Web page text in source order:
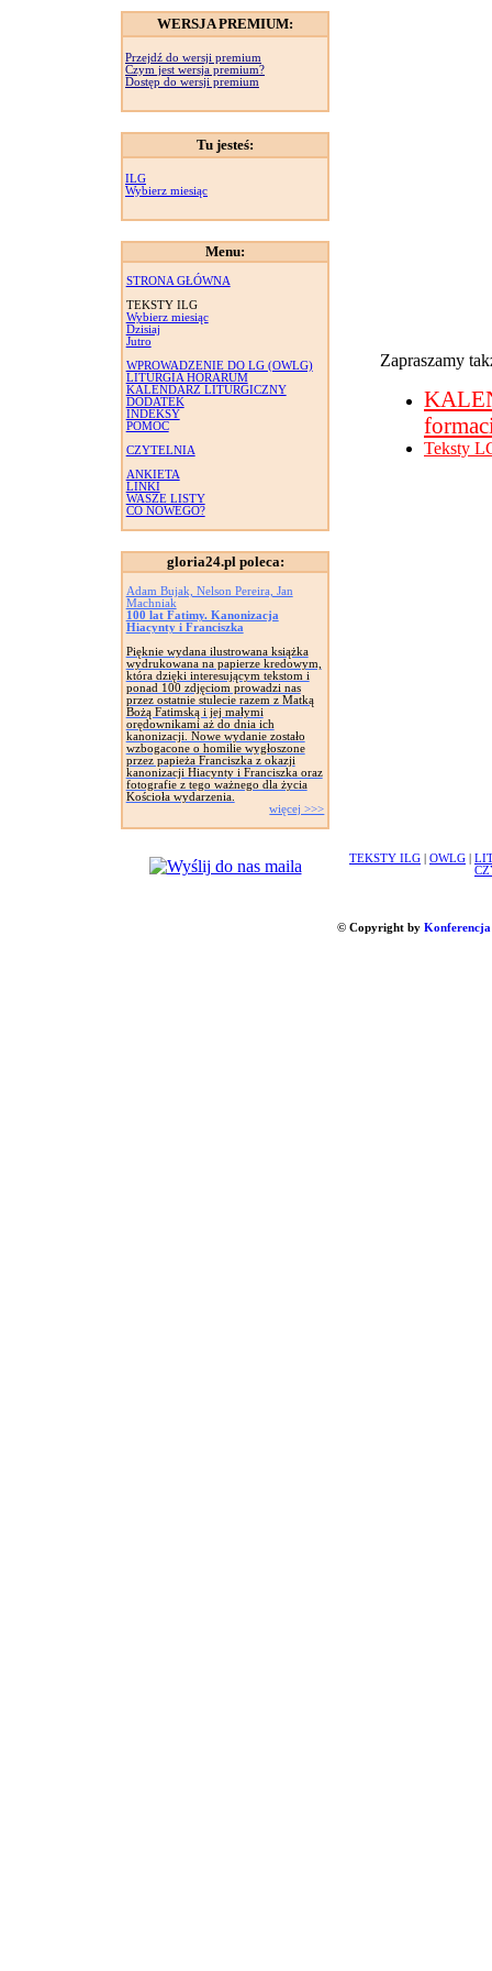
WERSJA PREMIUM:
Przejdź do wersji premium
Czym jest wersja premium?
Dostęp do wersji premium
Tu jesteś:
ILG
Wybierz miesiąc
Menu:
STRONA GŁÓWNA
TEKSTY ILG
Wybierz miesiąc
Dzisiaj
Jutro
WPROWADZENIE DO LG (OWLG)
LITURGIA HORARUM
KALENDARZ LITURGICZNY
DODATEK
INDEKSY
POMOC
CZYTELNIA
ANKIETA
LINKI
WASZE LISTY
CO NOWEGO?
gloria24.pl poleca:
Adam Bujak, Nelson Pereira, Jan
Machniak
100 lat Fatimy. Kanonizacja
Hiacynty i Franciszka
Pięknie wydana ilustrowana książka
wydrukowana na papierze kredowym,
która dzięki interesującym tekstom i
ponad 100 zdjęciom prowadzi nas
przez ostatnie stulecie razem z Matką
Bożą Fatimską i jej małymi
orędownikami aż do dnia ich
kanonizacji. Nowe wydanie zostało
wzbogacone o homilie wygłoszone
przez papieża Franciszka z okazji
kanonizacji Hiacynty i Franciszka oraz
fotografie z tego ważnego dla życia
Kościoła wydarzenia.
więcej >>>
Zapraszamy
Teksty
TEKSTY ILG OWLG
© Copyright by Konferencja